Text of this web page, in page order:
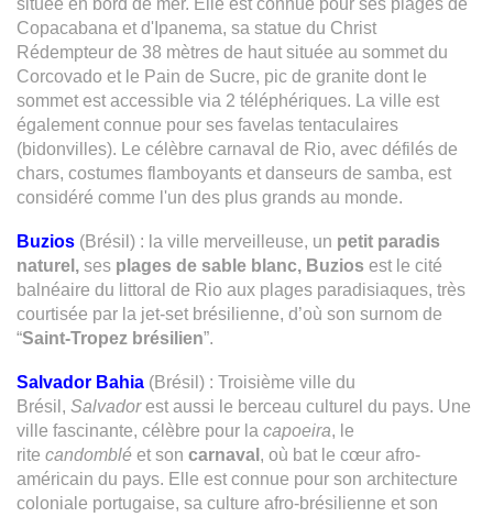
Copacabana et d'Ipanema, sa statue du Christ
Rédempteur de 38 mètres de haut située au sommet du
Corcovado et le Pain de Sucre, pic de granite dont le
sommet est accessible via 2 téléphériques. La ville est
également connue pour ses favelas tentaculaires
(bidonvilles). Le célèbre carnaval de Rio, avec défilés de
chars, costumes flamboyants et danseurs de samba, est
considéré comme l'un des plus grands au monde.
Buzios (Brésil) : la ville merveilleuse, un petit paradis
naturel, ses plages de sable blanc, Buzios est le cité
balnéaire du littoral de Rio aux plages paradisiaques, très
courtisée par la jet-set brésilienne, d’où son surnom de
“Saint-Tropez brésilien”.
Salvador Bahia (Brésil) : Troisième ville du
Brésil, Salvadorest aussi le berceau culturel du pays. Une
ville fascinante, célèbre pour la capoeira, le
rite candomblé et son carnaval , où bat le cœur afro-
américain du pays. Elle est connue pour son architecture
coloniale portugaise, sa culture afro-brésilienne et son